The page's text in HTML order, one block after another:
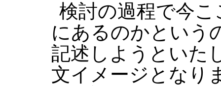
検討の過程で今
にあるのかという
記述しようといた
文イメージとなり